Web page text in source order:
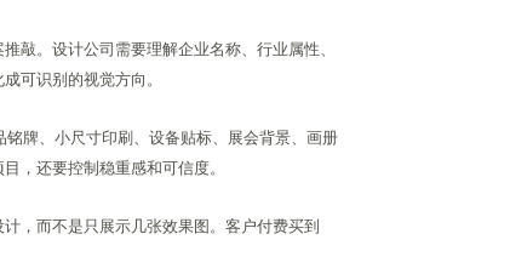
敲。设计公司需要理解企业名称、行业属性、
可识别的视觉方向。
牌、小尺寸印刷、设备贴标、展会背景、画册
，还要控制稳重感和可信度。
，而不是只展示几张效果图。客户付费买到